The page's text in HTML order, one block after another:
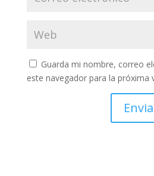
Guarda mi nombre, correo
este navegador para la próxima